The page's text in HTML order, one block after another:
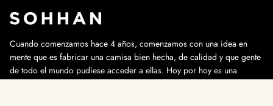
Cuando comenzamos hace 4 años, comenzamos con una idea en
mente que es fabricar una camisa bien hecha, de calidad y que gente
de todo el mundo pudiese acceder a ellas. Hoy por hoy es una
realidad.